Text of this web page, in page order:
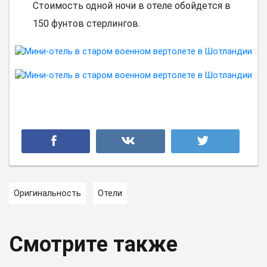
Стоимость одной ночи в отеле обойдется в
150 фунтов стерлингов.
Оригинальность Отели
Смотрите также